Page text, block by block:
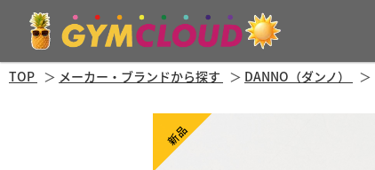
TOP メーカー・ブランドから探す DANNO（ダンノ）
新品